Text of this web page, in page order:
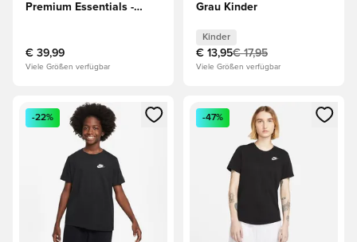
Premium Essentials -
€ 39,99
Viele Größen verfügbar
Grau Kinder
Kinder
€ 13,95€ 17,95
Viele Größen verfügbar
Öffnet ein Fenster zum Anmelden oder Registrieren als
-22%
Öffnet ein Fenster zum
-47%